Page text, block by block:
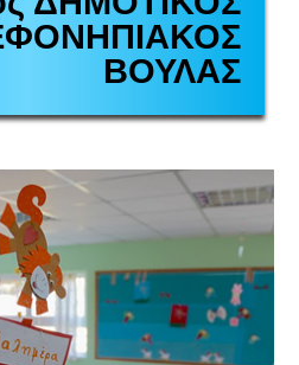
ΒΟΥΛΑΣ